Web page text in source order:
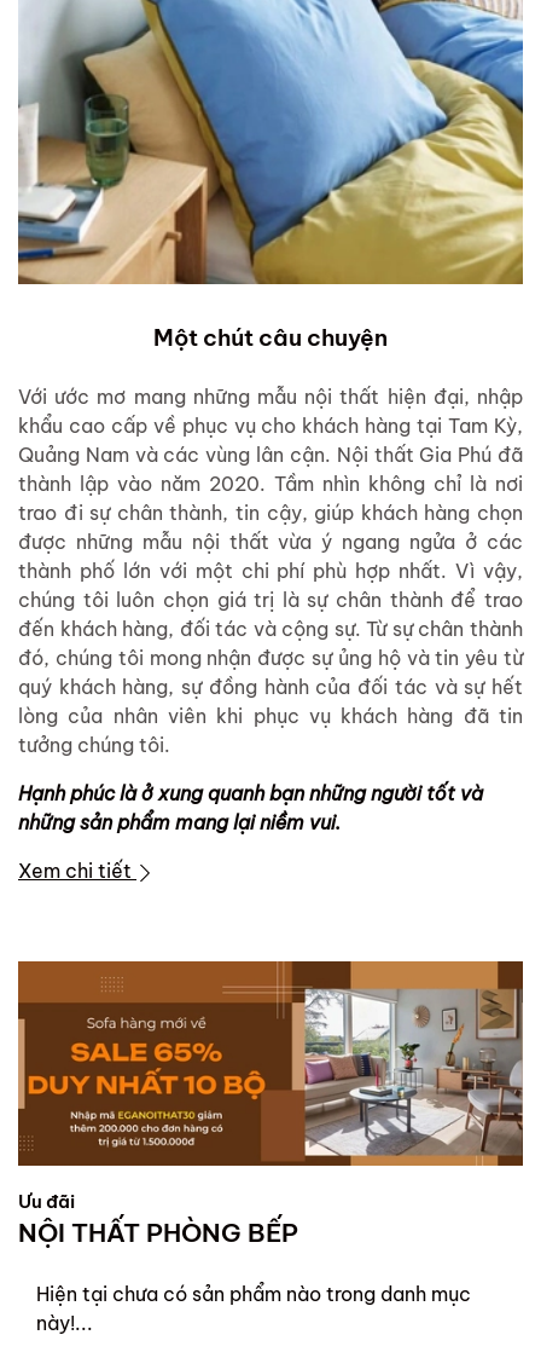
Một chút câu chuyện
Với ước mơ mang những mẫu nội thất hiện đại, nhập
khẩu cao cấp về phục vụ cho khách hàng tại Tam Kỳ,
Quảng Nam và các vùng lân cận. Nội thất Gia Phú đã
thành lập vào năm 2020. Tầm nhìn không chỉ là nơi
trao đi sự chân thành, tin cậy, giúp khách hàng chọn
được những mẫu nội thất vừa ý ngang ngửa ở các
thành phố lớn với một chi phí phù hợp nhất. Vì vậy,
chúng tôi luôn chọn giá trị là sự chân thành để trao
đến khách hàng, đối tác và cộng sự. Từ sự chân thành
đó, chúng tôi mong nhận được sự ủng hộ và tin yêu từ
quý khách hàng, sự đồng hành của đối tác và sự hết
lòng của nhân viên khi phục vụ khách hàng đã tin
tưởng chúng tôi.
Hạnh phúc là ở xung quanh bạn những người tốt và
những sản phẩm mang lại niềm vui.
Xem chi tiết
Ưu đãi
NỘI THẤT PHÒNG BẾP
Hiện tại chưa có sản phẩm nào trong danh mục
này!...